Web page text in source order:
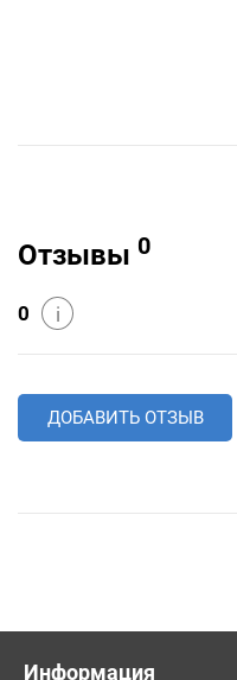
Отзывы 0
0 i
ДОБАВИТЬ ОТЗЫВ
Информация